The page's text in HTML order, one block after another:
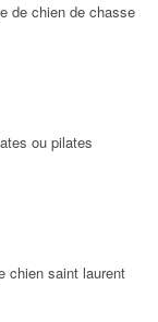
de chien de chasse
ou pilates
chien saint laurent